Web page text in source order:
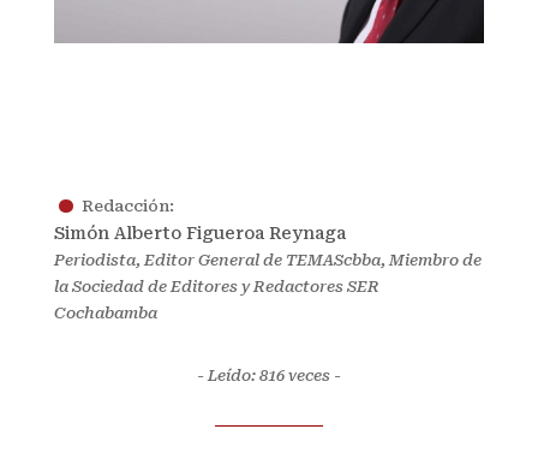
. Redacción:
Simón Alberto Figueroa Reynaga
Periodista, Editor General de TEMAScbba, Miembro de
la Sociedad de Editores y Redactores SER
Cochabamba
- Leído: 816veces -